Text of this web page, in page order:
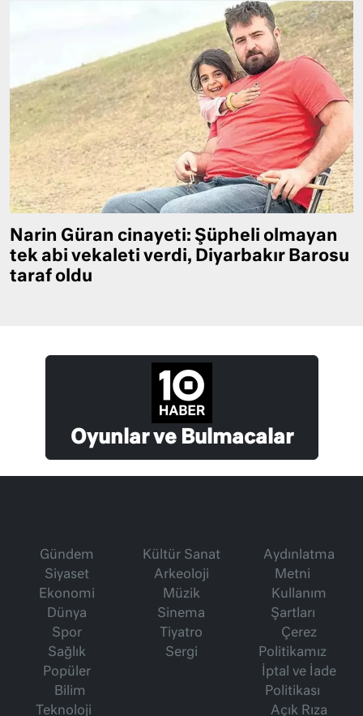
Narin Güran cinayeti: Şüpheli olmayan
tek abi vekaleti verdi, Diyarbakır Barosu
taraf oldu
Oyunlar ve Bulmacalar
Gündem
Siyaset
Ekonomi
Dünya
Spor
Sağlık
Popüler
Bilim
Teknoloji
Kültür Sanat
Arkeoloji
Müzik
Sinema
Tiyatro
Sergi
Aydınlatma
Metni
Kullanım
Şartları
Çerez
Politikamız
İptal ve İade
Politikası
Açık Rıza